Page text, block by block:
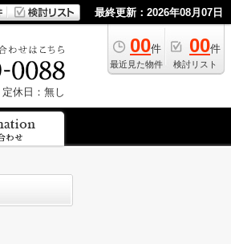
最終更新：2026年08月07日
00件
最近見た物件
00件
検討リスト
定休日：無し